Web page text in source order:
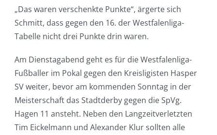
„Das waren verschenkte Punkte“, ärgerte sich
Schmitt, dass gegen den 16. der Westfalenliga-
Tabelle nicht drei Punkte drin waren.
Am Dienstagabend geht es für die Westfalenliga-
Fußballer im Pokal gegen den Kreisligisten Hasper
SV weiter, bevor am kommenden Sonntag in der
Meisterschaft das Stadtderby gegen die SpVg.
Hagen 11 ansteht. Neben den Langzeitverletzten
Tim Eickelmann und Alexander Klur sollten alle